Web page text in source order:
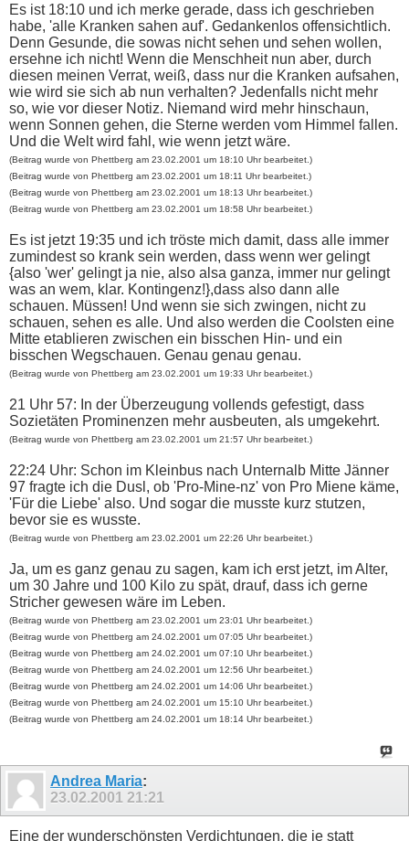
Es ist 18:10 und ich merke gerade, dass ich geschrieben
habe, 'alle Kranken sahen auf'. Gedankenlos offensichtlich.
Denn Gesunde, die sowas nicht sehen und sehen wollen,
ersehne ich nicht! Wenn die Menschheit nun aber, durch
diesen meinen Verrat, weiß, dass nur die Kranken aufsahen,
wie wird sie sich ab nun verhalten? Jedenfalls nicht mehr
so, wie vor dieser Notiz. Niemand wird mehr hinschaun,
wenn Sonnen gehen, die Sterne werden vom Himmel fallen.
Und die Welt wird fahl, wie wenn jetzt wäre.
(Beitrag wurde von Phettberg am 23.02.2001 um 18:10 Uhr bearbeitet.)
(Beitrag wurde von Phettberg am 23.02.2001 um 18:11 Uhr bearbeitet.)
(Beitrag wurde von Phettberg am 23.02.2001 um 18:13 Uhr bearbeitet.)
(Beitrag wurde von Phettberg am 23.02.2001 um 18:58 Uhr bearbeitet.)
Es ist jetzt 19:35 und ich tröste mich damit, dass alle immer
zumindest so krank sein werden, dass wenn wer gelingt
{also 'wer' gelingt ja nie, also alsa ganza, immer nur gelingt
was an wem, klar. Kontingenz!},dass also dann alle
schauen. Müssen! Und wenn sie sich zwingen, nicht zu
schauen, sehen es alle. Und also werden die Coolsten eine
Mitte etablieren zwischen ein bisschen Hin- und ein
bisschen Wegschauen. Genau genau genau.
(Beitrag wurde von Phettberg am 23.02.2001 um 19:33 Uhr bearbeitet.)
21 Uhr 57: In der Überzeugung vollends gefestigt, dass
Sozietäten Prominenzen mehr ausbeuten, als umgekehrt.
(Beitrag wurde von Phettberg am 23.02.2001 um 21:57 Uhr bearbeitet.)
22:24 Uhr: Schon im Kleinbus nach Unternalb Mitte Jänner
97 fragte ich die Dusl, ob 'Pro-Mine-nz' von Pro Miene käme,
'Für die Liebe' also. Und sogar die musste kurz stutzen,
bevor sie es wusste.
(Beitrag wurde von Phettberg am 23.02.2001 um 22:26 Uhr bearbeitet.)
Ja, um es ganz genau zu sagen, kam ich erst jetzt, im Alter,
um 30 Jahre und 100 Kilo zu spät, drauf, dass ich gerne
Stricher gewesen wäre im Leben.
(Beitrag wurde von Phettberg am 23.02.2001 um 23:01 Uhr bearbeitet.)
(Beitrag wurde von Phettberg am 24.02.2001 um 07:05 Uhr bearbeitet.)
(Beitrag wurde von Phettberg am 24.02.2001 um 07:10 Uhr bearbeitet.)
(Beitrag wurde von Phettberg am 24.02.2001 um 12:56 Uhr bearbeitet.)
(Beitrag wurde von Phettberg am 24.02.2001 um 14:06 Uhr bearbeitet.)
(Beitrag wurde von Phettberg am 24.02.2001 um 15:10 Uhr bearbeitet.)
(Beitrag wurde von Phettberg am 24.02.2001 um 18:14 Uhr bearbeitet.)
Andrea Maria:
23.02.2001 21:21
Eine der wunderschönsten Verdichtungen, die je statt